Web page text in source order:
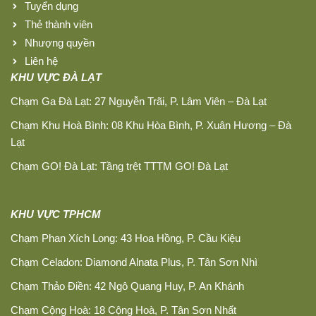
Tuyển dụng
Thẻ thành viên
Nhượng quyền
Liên hệ
KHU VỰC ĐÀ LẠT
Chạm Ga Đà Lạt: 27 Nguyễn Trãi, P. Lâm Viên – Đà Lạt
Chạm Khu Hoà Bình: 08 Khu Hòa Bình, P. Xuân Hương – Đà
Lạt
Chạm GO! Đà Lạt: Tầng trệt TTTM GO! Đà Lạt
KHU VỰC TPHCM
Chạm Phan Xích Long: 43 Hoa Hồng, P. Cầu Kiệu
Chạm Celadon: Diamond Alnata Plus, P. Tân Sơn Nhì
Chạm Thảo Điền: 42 Ngô Quang Huy, P. An Khánh
Chạm Cộng Hoà: 18 Cộng Hoà, P. Tân Sơn Nhất